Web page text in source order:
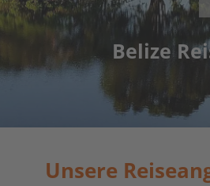
Belize
Unsere